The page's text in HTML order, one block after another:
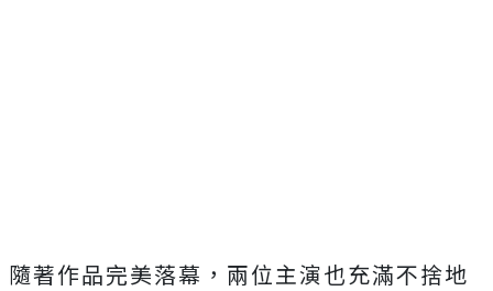
隨著作品完美落幕， 兩位主演也充滿不捨地